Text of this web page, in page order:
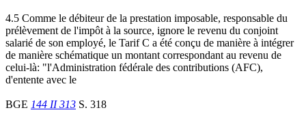
4.5 Comme le débiteur de la prestation imposable, responsable du
prélèvement de l'impôt à la source, ignore le revenu du conjoint
salarié de son employé, le Tarif C a été conçu de manière à intégrer
de manière schématique un montant correspondant au revenu de
celui-là: "l'Administration fédérale des contributions (AFC),
d'entente avec le
BGE 144 II 313 S. 318